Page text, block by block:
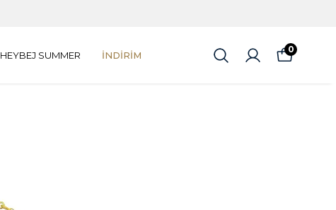
HEYBEJ SUMMER İNDİRİM
0